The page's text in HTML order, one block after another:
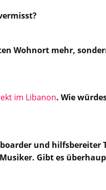
Wohnort mehr,
im Libanon. Wie
und hilfsbereiter
Gibt es